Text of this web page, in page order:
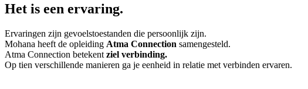
Het is een ervaring.
Ervaringen zijn gevoelstoestanden die persoonlijk zijn.
Mohana heeft de opleiding Atma Connection samengesteld.
Atma Connection betekent ziel verbinding.
Op tien verschillende manieren ga je eenheid in relatie met verbinden ervaren.